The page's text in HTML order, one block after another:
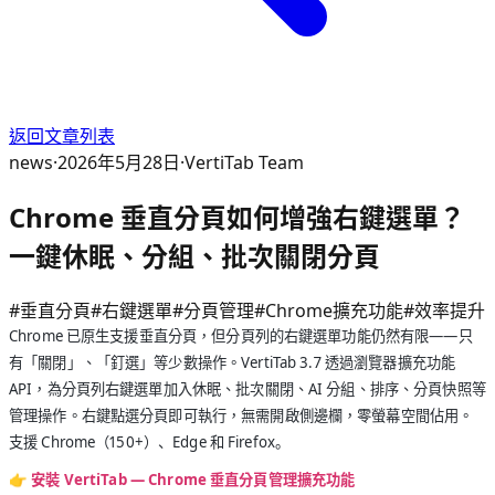
返回文章列表
news·2026年5月28日·VertiTab Team
Chrome 垂直分頁如何增強右鍵選單？
一鍵休眠、分組、批次關閉分頁
#垂直分頁#右鍵選單#分頁管理#Chrome擴充功能#效率提升
Chrome 已原生支援垂直分頁，但分頁列的右鍵選單功能仍然有限——只
有「關閉」、「釘選」等少數操作。VertiTab 3.7 透過瀏覽器擴充功能
API，為分頁列右鍵選單加入休眠、批次關閉、AI 分組、排序、分頁快照等
管理操作。右鍵點選分頁即可執行，無需開啟側邊欄，零螢幕空間佔用。
支援 Chrome（150+）、Edge 和 Firefox。
👉安裝 VertiTab — Chrome 垂直分頁管理擴充功能